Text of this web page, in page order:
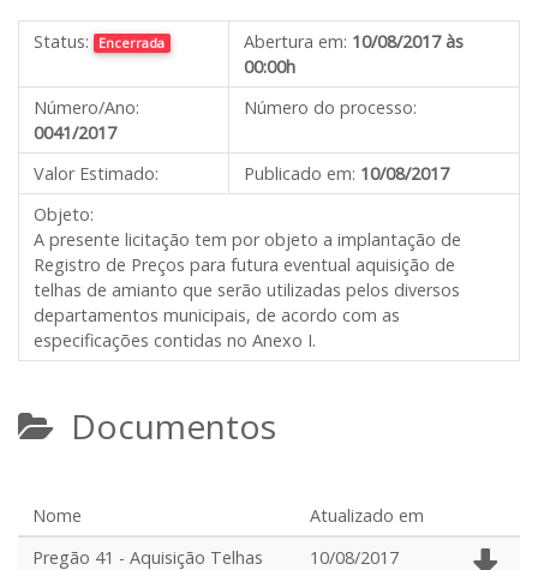
Status: Encerrada Abertura em: 10/08/2017 às
00:00h
Número/Ano:
0041/2017
Número do processo:
Valor Estimado: Publicado em: 10/08/2017
Objeto:
A presente licitação tem por objeto a implantação de
Registro de Preços para futura eventual aquisição de
telhas de amianto que serão utilizadas pelos diversos
departamentos municipais, de acordo com as
especificações contidas no Anexo I.
Documentos
Nome
Atualizado em
Pregão 41 - Aquisição Telhas
10/08/2017